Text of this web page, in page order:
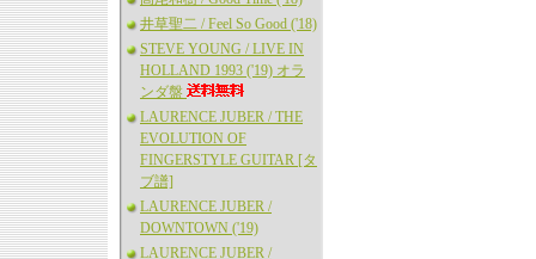
井草聖二 / Feel So Good ('18)
STEVE YOUNG / LIVE IN
HOLLAND 1993 ('19) オラ
ンダ盤
LAURENCE JUBER / THE
EVOLUTION OF
FINGERSTYLE GUITAR [タ
ブ譜]
LAURENCE JUBER /
DOWNTOWN ('19)
LAURENCE JUBER /